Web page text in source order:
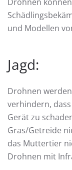
und Modellen
Jagd:
Drohnen
verhindern,
Gerät zu
Gras/Getreide
das Muttertier
Drohnen mit